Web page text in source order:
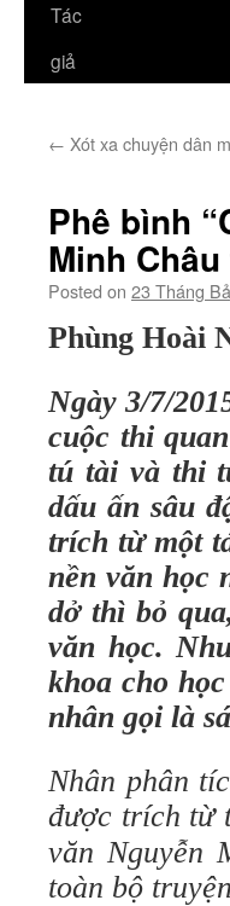
Tác
giả
← Xót xa chuyện dân
Phê bình
Minh
Posted on 23 Tháng
Phùng Hoài
Ngày 3/7/
cuộc thi
tú tài và thi
dấu ấn sâu
trích từ một
nền văn học
dở thì bỏ
văn học.
khoa cho
nhân gọi là
Nhân phân
được trích từ
văn Nguyễn
toàn bộ